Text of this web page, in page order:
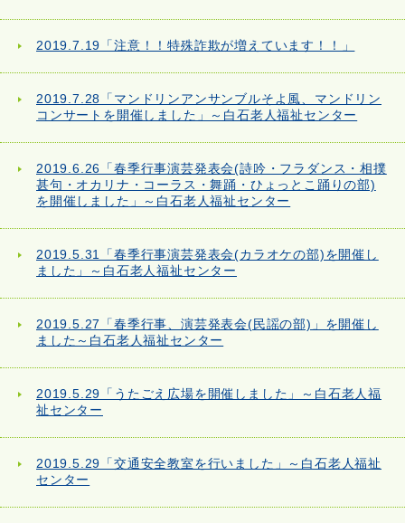
2019.7.19「注意！！特殊詐欺が増えています！！」
2019.7.28「マンドリンアンサンブルそよ風、マンドリン
コンサートを開催しました」～白石老人福祉センター
2019.6.26「春季行事演芸発表会(詩吟・フラダンス・相撲
甚句・オカリナ・コーラス・舞踊・ひょっとこ踊りの部)
を開催しました」～白石老人福祉センター
2019.5.31「春季行事演芸発表会(カラオケの部)を開催し
ました」～白石老人福祉センター
2019.5.27「春季行事、演芸発表会(民謡の部)」を開催し
ました～白石老人福祉センター
2019.5.29「うたごえ広場を開催しました」～白石老人福
祉センター
2019.5.29「交通安全教室を行いました」～白石老人福祉
センター